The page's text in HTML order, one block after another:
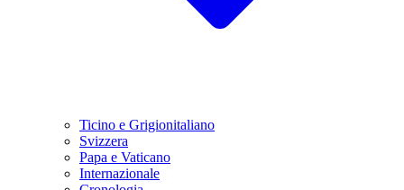
Ticino e Grigionitaliano
Svizzera
Papa e Vaticano
Internazionale